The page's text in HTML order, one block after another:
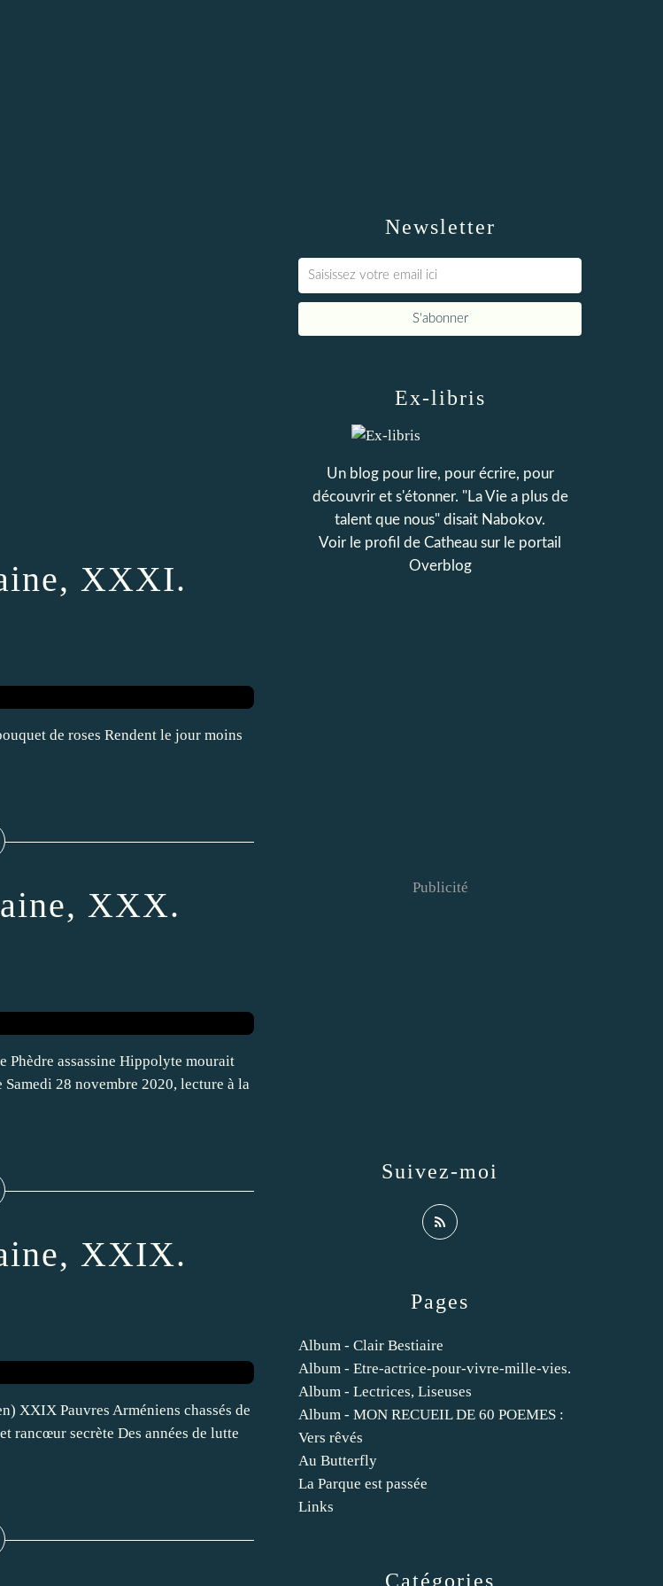
XXXI.
de roses Rendent le jour moins
XXX.
Phèdre assassine Hippolyte mourait
28 novembre 2020, lecture à la
XXIX.
XXIX Pauvres Arméniens chassés de
rancœur secrète Des années de lutte
Newsletter
Catégories
Pages
Album - Clair Bestiaire
Album - Etre-actrice-pour-vivre-mille-vies.
Album - Lectrices, Liseuses
Album - MON RECUEIL DE 60 POEMES :
Vers rêvés
Au Butterfly
La Parque est passée
Links
Ex-libris
Un blog pour lire, pour écrire, pour
découvrir et s'étonner. "La Vie a plus de
talent que nous" disait Nabokov.
Voir le profil de Catheau sur le portail
Overblog
Suivez-moi
Publicité